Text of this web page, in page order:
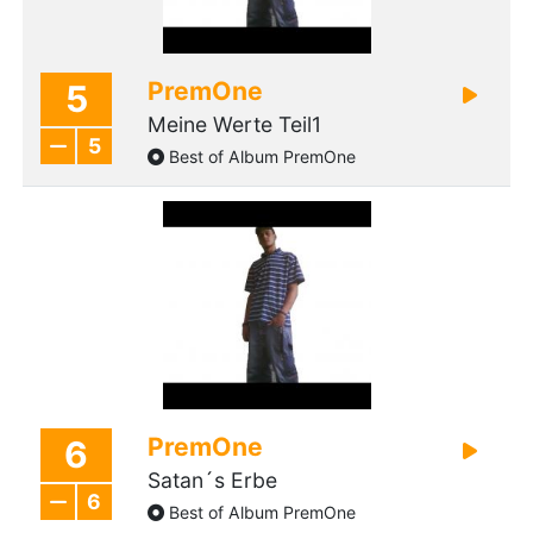
5
5
PremOne
Meine Werte Teil1
Best of Album PremOne
6
6
PremOne
Satan´s Erbe
Best of Album PremOne